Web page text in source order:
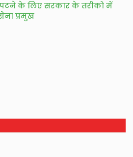
के लिए सरकार के तरीको में
प्रमुख